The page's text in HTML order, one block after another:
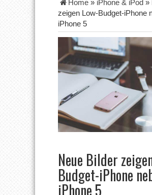
Home » iPhone & iPod »
zeigen Low-Budget-iPhone
iPhone 5
Neue Bilder
Budget-iPhone
iPhone 5